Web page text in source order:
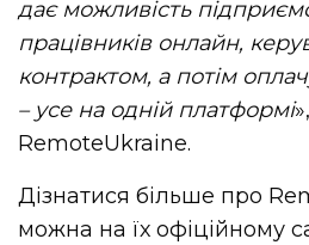
дає можливість
працівників онлайн,
контрактом, а потім
– усе на одній платформі
RemoteUkraine.
Дізнатися більше про
можна на їх офіційному